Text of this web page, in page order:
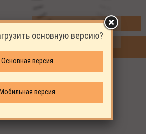
ЗАКАЗАТЬ
основную версию?
Основная версия
Мобильная версия